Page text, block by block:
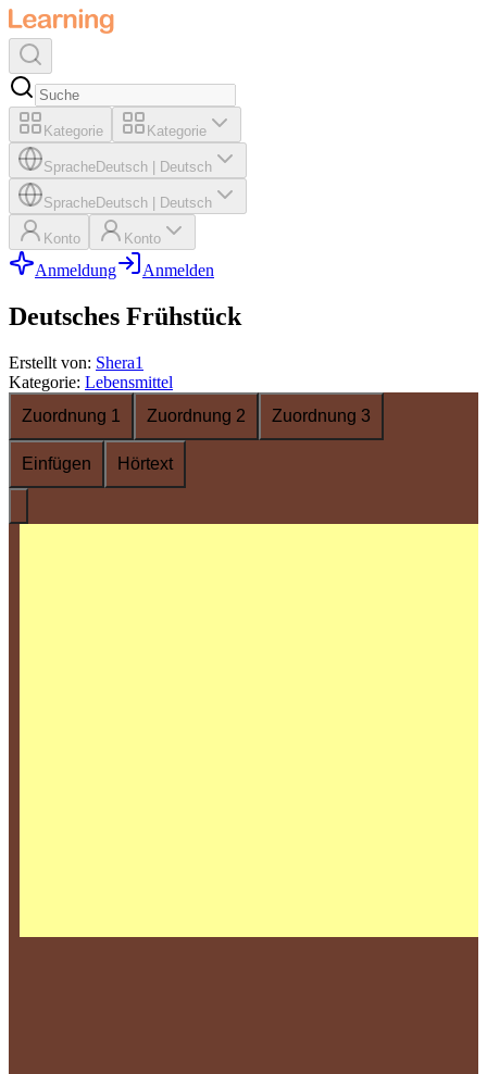
Kategorie Kategorie
SpracheDeutsch Deutsch
SpracheDeutsch Deutsch
Konto Konto
Anmeldung Anmelden
Deutsches Frühstück
Erstellt von: Shera1
Kategorie: Lebensmittel
Zuordnung 1
Zuordnung 2 Zuordnung 3
Einfügen Hörtext